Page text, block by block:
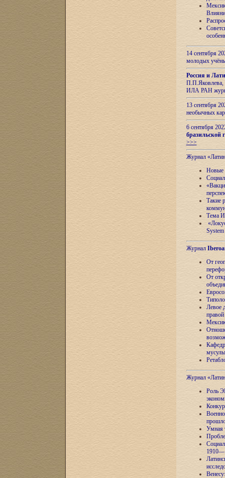
14 сентября
молодых
Россия и
П.П.Яковлева,
ИЛА РАН
13 сентября
необычных
6 сентября
бразильской
>>>
Журнал
Новые
Такие
Тема
Журнал
От
От
Левое
Журнал
Роль
Умная